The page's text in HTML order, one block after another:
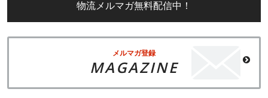
物流メルマガ無料配信中！
メルマガ登録
MAGAZINE